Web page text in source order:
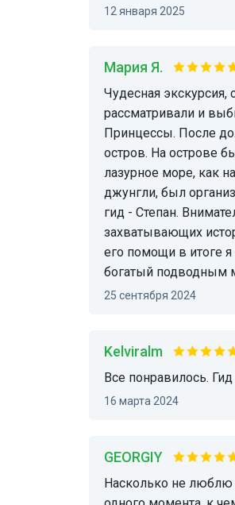
12 января 2025
Мария Я.
Чудесная экскурсия, самая лучшая из тех, что предлагается на острова! Мы долго
рассматривали и
Принцессы. После
остров. На острове
лазурное море, как
джунгли, был
гид - Степан.
захватывающих
его помощи в итоге
богатый подводным
25 сентября 2024
Kelviralm
Все понравилось.
16 марта 2024
GEORGIY
Насколько не люблю экскурсии, но поездка на изумрудный остров, просто пушка!!! Нет ни